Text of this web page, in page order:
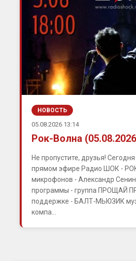
НОВОСТЬ
05.08.2026 13:14
Рок-Волна
Не пропустите, друзья!
прямом эфире Радио ШОК -
микрофонов - Александр Сенин
программы - группа ПРОЩАЙ
поддержке - БАЛТ-МЬЮЗИК
компа...